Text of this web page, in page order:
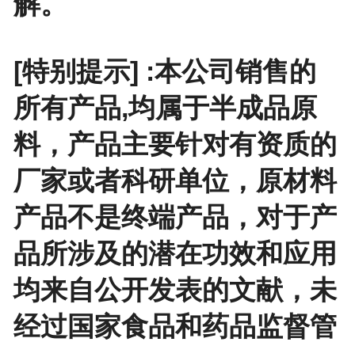
[特别提示] :本公司销售的
所有产品,均属于半成品原
料，产品主要针对有资质的
厂家或者科研单位，原材料
产品不是终端产品，对于产
品所涉及的潜在功效和应用
均来自公开发表的文献，未
经过国家食品和药品监督管